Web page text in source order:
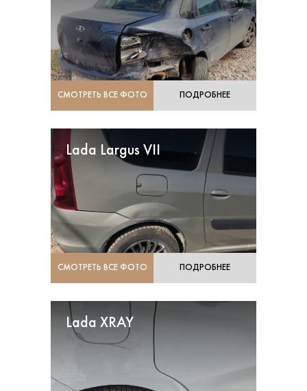
СМОТРЕТЬ ВСЕ ФОТО ПОДРОБНЕЕ
Lada Largus VII
СМОТРЕТЬ ВСЕ ФОТО ПОДРОБНЕЕ
Lada XRAY